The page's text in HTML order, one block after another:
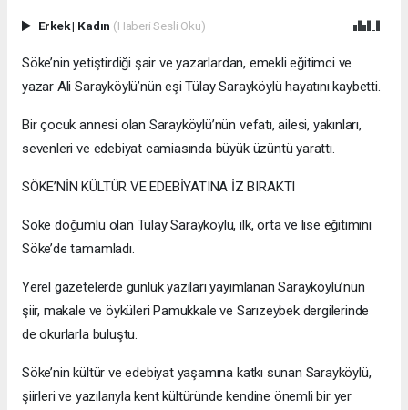
Erkek| Kadın (Haberi Sesli Oku)
Söke’nin yetiştirdiği şair ve yazarlardan, emekli eğitimci ve
yazar Ali Sarayköylü’nün eşi Tülay Sarayköylü hayatını kaybetti.
Bir çocuk annesi olan Sarayköylü’nün vefatı, ailesi, yakınları,
sevenleri ve edebiyat camiasında büyük üzüntü yarattı.
SÖKE’NİN KÜLTÜR VE EDEBİYATINA İZ BIRAKTI
Söke doğumlu olan Tülay Sarayköylü, ilk, orta ve lise eğitimini
Söke’de tamamladı.
Yerel gazetelerde günlük yazıları yayımlanan Sarayköylü’nün
şiir, makale ve öyküleri Pamukkale ve Sarızeybek dergilerinde
de okurlarla buluştu.
Söke’nin kültür ve edebiyat yaşamına katkı sunan Sarayköylü,
şiirleri ve yazılarıyla kent kültüründe kendine önemli bir yer